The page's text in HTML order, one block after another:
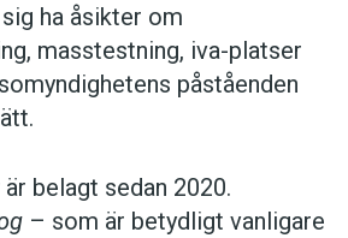
ha åsikter om
masstestning, iva-platser
påståenden
är belagt sedan 2020.
– som är betydligt vanligare